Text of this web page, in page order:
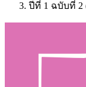
ปีที่ 1 ฉบับที่ 2